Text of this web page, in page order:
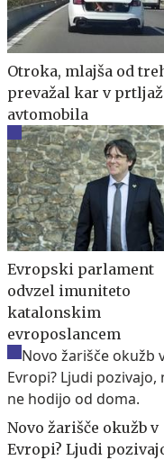
Otroka, mlajša od
prevažal kar v
avtomobila
Evropski parlament
odvzel imuniteto
katalonskim
evroposlancem
Novo žarišče okužb v
Evropi? Ljudi